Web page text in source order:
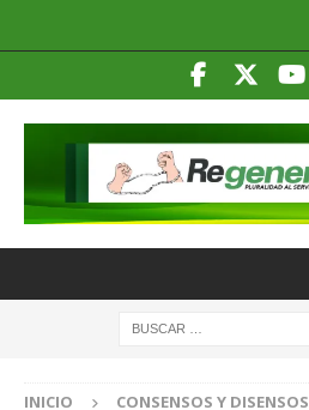
INICIO CONSENSOS Y DISENSOS